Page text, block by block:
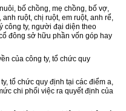
bố chồng, mẹ chồng, bố vợ,
ruột, chị ruột, em ruột, anh rể,
công ty, người đại diện theo
đông sở hữu phần vốn góp hay
của công ty, tổ chứcquy
tổ chức quy định tại các điểm a,
chi phối việc raquyết định của